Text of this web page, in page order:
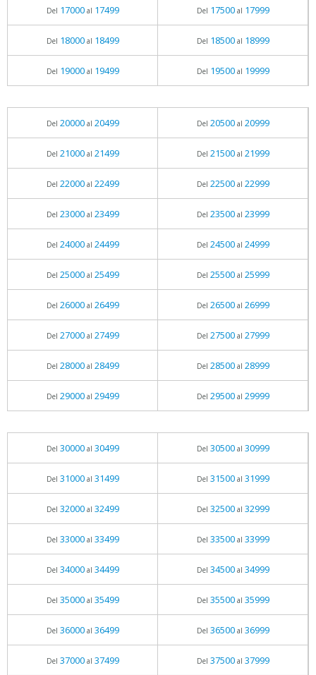
Del 17000al 17499 Del 17500al 17999
Del 18000al 18499 Del 18500al 18999
Del 19000al 19499 Del 19500al 19999
Del 20000al 20499 Del 20500al 20999
Del 21000al 21499 Del 21500al 21999
Del 22000al 22499 Del 22500al 22999
Del 23000al 23499 Del 23500al 23999
Del 24000al 24499 Del 24500al 24999
Del 25000al 25499 Del 25500al 25999
Del 26000al 26499 Del 26500al 26999
Del 27000al 27499 Del 27500al 27999
Del 28000al 28499 Del 28500al 28999
Del 29000al 29499 Del 29500al 29999
Del 30000al 30499 Del 30500al 30999
Del 31000al 31499 Del 31500al 31999
Del 32000al 32499 Del 32500al 32999
Del 33000al 33499 Del 33500al 33999
Del 34000al 34499 Del 34500al 34999
Del 35000al 35499 Del 35500al 35999
Del 36000al 36499 Del 36500al 36999
Del 37000al 37499 Del 37500al 37999